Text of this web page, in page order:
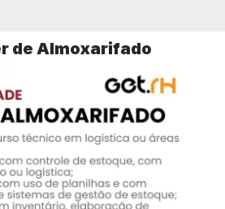
de Almoxarifado